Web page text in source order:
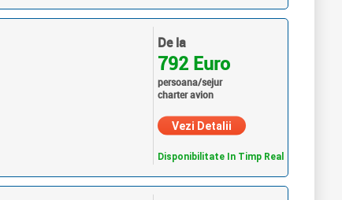
De la
792 Euro
persoana/sejur
charter avion
Vezi Detalii
Disponibilitate In Timp Real